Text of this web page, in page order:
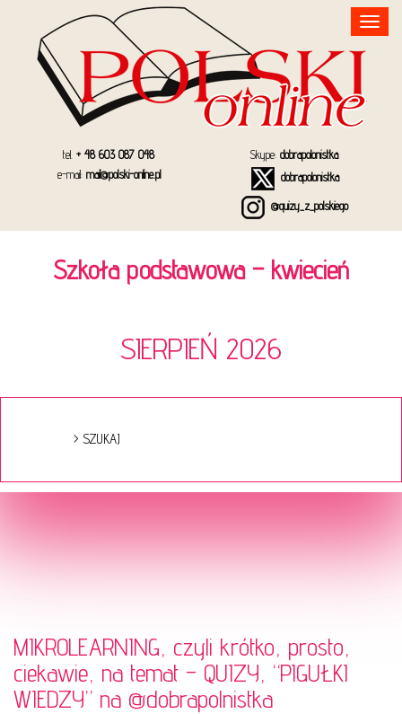
Toggle
navigation
tel. + 48 603 087 048
e-mail: mail@polski-online.pl
Skype: dobrapolonistka
dobrapolonistka
@quizy_z_polskiego
Szkoła podstawowa – kwiecień
SIERPIEŃ 2026
MIKROLEARNING, czyli krótko, prosto,
ciekawie, na temat – QUIZY, “PIGUŁKI
WIEDZY” na @dobrapolnistka